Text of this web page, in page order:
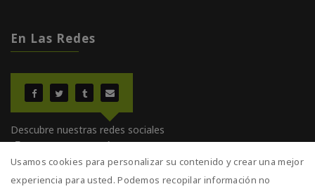
En Las Redes
Descubre nuestras redes sociales
¡Entra y comparte!
Usamos cookies para personalizar su contenido y crear una mejor
experiencia para usted. Podemos recopilar información no